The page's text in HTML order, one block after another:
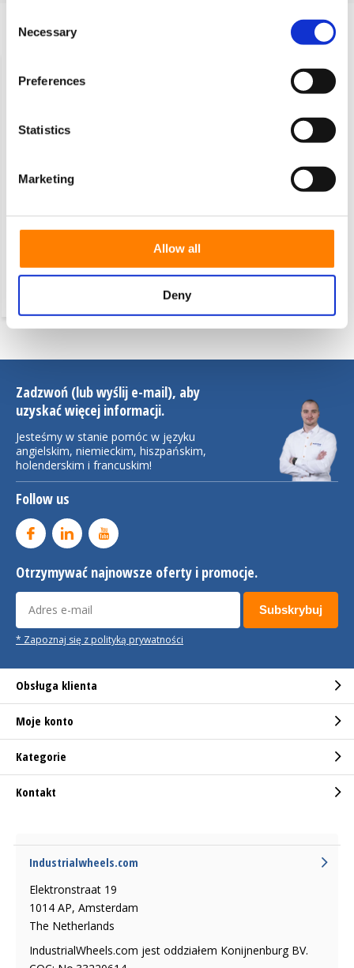
Selection
Necessary
Preferences
Statistics
Marketing
Allow all
Deny
Ostatnio oglądane
Cylindryczne opony wciskane
5300KG
Cylindryczne opony
wciskane Vulkollan®, Ø
Zadzwoń (lub wyślij e-mail), aby
uzyskać więcej informacji.
Jesteśmy w stanie pomóc w języku
angielskim, niemieckim, hiszpańskim,
holenderskim i francuskim!
Follow us
Otrzymywać najnowsze oferty i promocje.
Subskrybuj
* Zapoznaj się z polityką prywatności
Obsługa klienta
Moje konto
Kategorie
Kontakt
Industrialwheels.com
Elektronstraat 19
1014 AP, Amsterdam
The Netherlands
IndustrialWheels.com jest oddziałem Konijnenburg BV.